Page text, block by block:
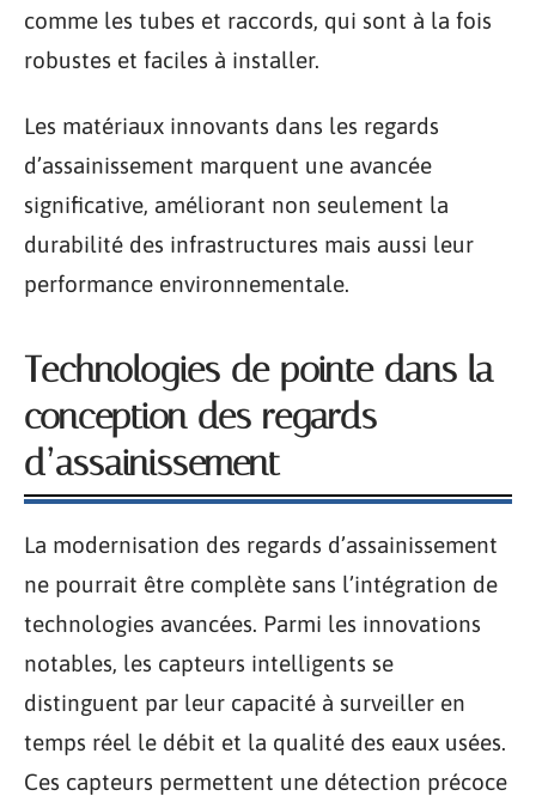
comme les tubes et raccords, qui sont à la fois
robustes et faciles à installer.
Les matériaux innovants dans les regards
d’assainissement marquent une avancée
significative, améliorant non seulement la
durabilité des infrastructures mais aussi leur
performance environnementale.
Technologies de pointe dans la
conception des regards
d’assainissement
La modernisation des regards d’assainissement
ne pourrait être complète sans l’intégration de
technologies avancées. Parmi les innovations
notables, les capteurs intelligents se
distinguent par leur capacité à surveiller en
temps réel le débit et la qualité des eaux usées.
Ces capteurs permettent une détection précoce